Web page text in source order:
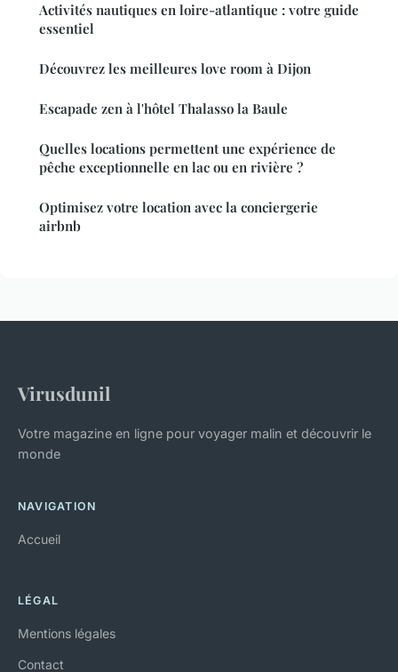
Activités nautiques en loire-atlantique : votre guide
essentiel
Découvrez les meilleures love room à Dijon
Escapade zen à l'hôtel Thalasso la Baule
Quelles locations permettent une expérience de
pêche exceptionnelle en lac ou en rivière ?
Optimisez votre location avec la conciergerie
airbnb
Virusdunil
Votre magazine en ligne pour voyager malin et découvrir le
monde
NAVIGATION
Accueil
LÉGAL
Mentions légales
Contact